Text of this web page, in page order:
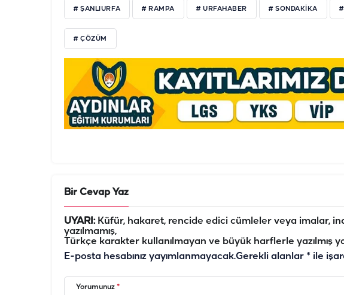
# ŞANLIURFA # RAMPA # URFAHABER # SONDAKIKA
# ÇÖZÜM
Bir Cevap Yaz
UYARI:Küfür, hakaret, rencide edici cümleler veya imalar,
yazılmamış,
Türkçe karakter kullanılmayan ve büyük harflerle yazılmış
E-posta hesabınız yayımlanmayacak.Gerekli alanlar * ile
Yorumunuz *